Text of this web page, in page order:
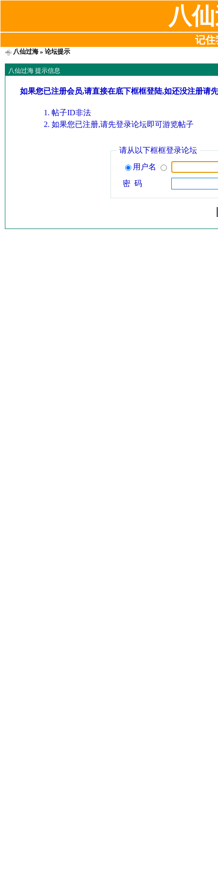
八
记住
八仙过海» 论坛提示
八仙过海 提示信息
如果您已注册会员,请直接在底下框框登陆,如还没注册请
帖子ID非法
如果您已注册,请先登录论坛即可游览帖子
请从以下框框登录论坛
用户名
密 码